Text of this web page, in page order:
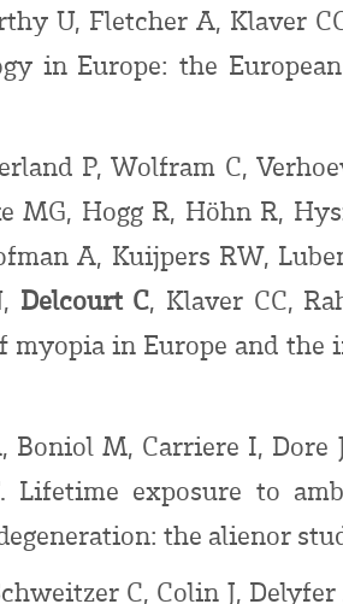
U, Fletcher A, Klaver
in Europe: the
P, Wolfram C,
MG, Hogg R, Höhn R,
A, Kuijpers RW,
Delcourt C, Klaver CC,
myopia in Europe and
Boniol M, Carriere I,
Lifetime exposure to
the alienor
C, Colin J,